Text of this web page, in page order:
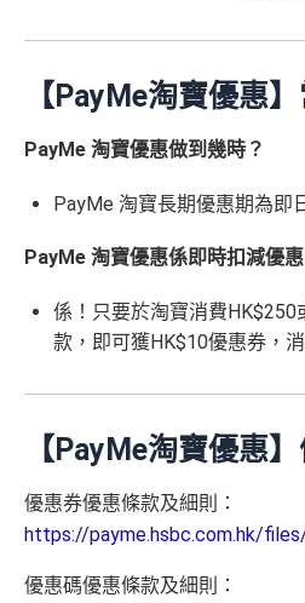
【PayMe淘寶優惠
PayMe 淘寶優惠做到幾時？
PayMe 淘寶長期優惠期為即
PayMe 淘寶優惠係即時扣減優惠
係！只要於淘寶消費
款，即可獲HK$10優惠券，
【PayMe淘寶優惠
優惠券優惠條款及細則：
https://payme.hsbc.com.hk/
優惠碼優惠條款及細則：